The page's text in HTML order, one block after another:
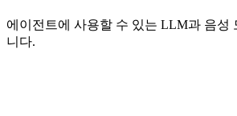
에이전트에 사용할 수 있는 LLM과 음성
니다.